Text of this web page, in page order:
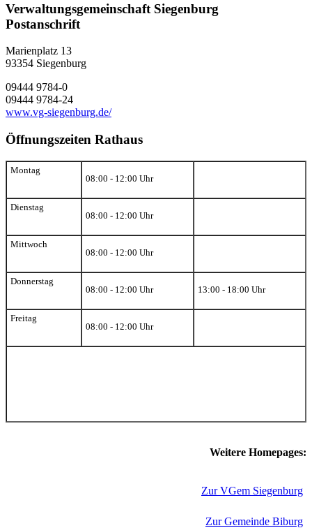
Verwaltungsgemeinschaft Siegenburg
Postanschrift
Marienplatz 13
93354 Siegenburg
09444 9784-0
09444 9784-24
www.vg-siegenburg.de/
Öffnungszeiten Rathaus
Montag
08:00 - 12:00 Uhr
Dienstag
08:00 - 12:00 Uhr
Mittwoch
08:00 - 12:00 Uhr
Donnerstag
08:00 - 12:00 Uhr
13:00 - 18:00 Uhr
Freitag
08:00 - 12:00 Uhr
Weitere Homepages:
Zur VGem Siegenburg
Zur Gemeinde Biburg